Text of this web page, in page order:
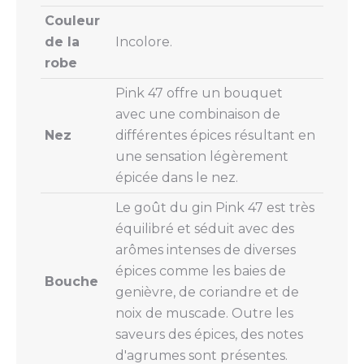
Couleur
de la
robe
Incolore.
Nez
Pink 47 offre un bouquet
avec une combinaison de
différentes épices résultant en
une sensation légèrement
épicée dans le nez.
Bouche
Le goût du gin Pink 47 est très
équilibré et séduit avec des
arômes intenses de diverses
épices comme les baies de
genièvre, de coriandre et de
noix de muscade. Outre les
saveurs des épices, des notes
d'agrumes sont présentes.